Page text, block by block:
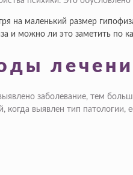
на маленький размер
и можно ли это заметить по
заболевание, тем
когда выявлен тип патологии,